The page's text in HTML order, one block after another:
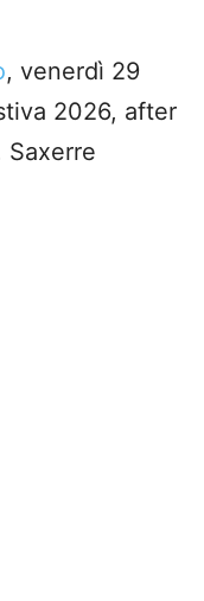
, venerdì 29
2026, after
Saxerre